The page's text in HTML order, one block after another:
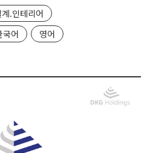
.인테리어
국어 영어